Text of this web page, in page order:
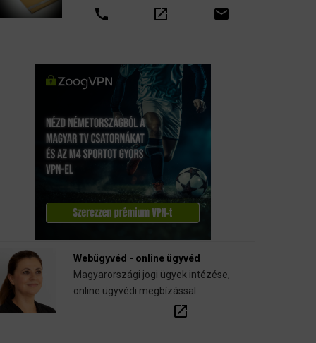
call open_in_new email
Webügyvéd - online ügyvéd
Magyarországi jogi ügyek intézése,
online ügyvédi megbízással
open_in_new